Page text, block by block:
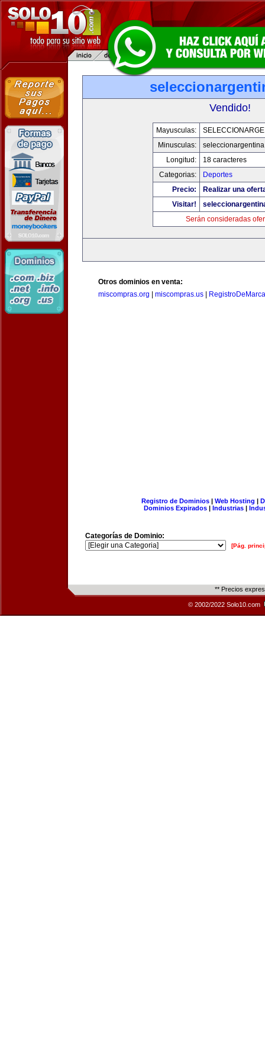
Vendido!
Mayusculas:
Minusculas:
Longitud:
18 caracteres
Categorias:
Deportes
Precio:
Realizar una
Visitar!
Serán consideradas
Otros dominios en venta:
miscompras.org
miscompras.us
Registro de Dominios| Web Hosting |
Dominios Expirados | Industrias |
Categorías de Dominio:
[Pág.
** Precios
© 2002/2022 Solo10.com